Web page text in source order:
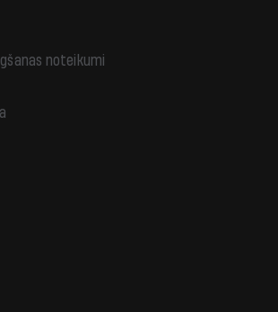
noteikumi